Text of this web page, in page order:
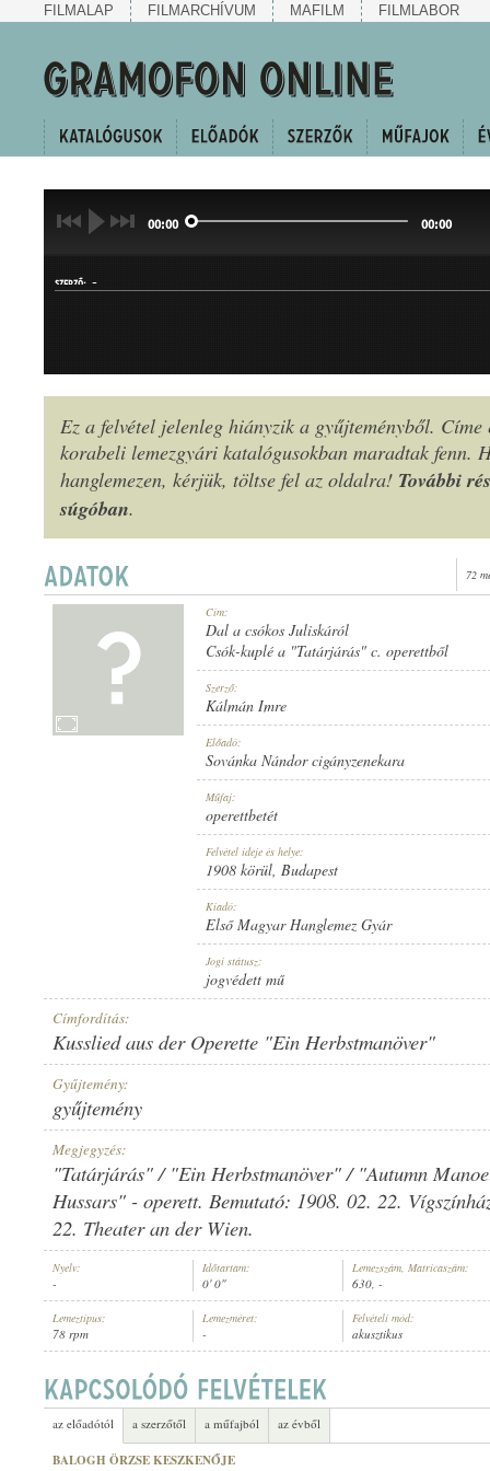
FILMALAP FILMARCHÍVUM MAFILM FILMLABOR
00:00 00:00
ELŐADÓ:
SZERZŐ: -
MŰFAJ: OPERETTBETÉT
1908 KÖRÜL
ELSŐ MAGYAR HANGLEMEZ GYÁR
Ez a felvétel jelenleg hiányzik a gyűjteményből. Címe
korabeli lemezgyári katalógusokban maradtak fenn.
hanglemezen, kérjük, töltse fel az oldalra! További
súgóban.
72
Cím:
Dal a csókos Juliskáról
Csók-kuplé a "Tatárjárás" c. operettből
Szerző:
Kálmán Imre
Előadó:
Sovánka Nándor cigányzenekara
Műfaj:
operettbetét
Felvétel ideje és helye:
1908 körül, Budapest
Kiadó:
Első Magyar Hanglemez Gyár
Jogi státusz:
jogvédett mű
Címfordítás:
Kusslied aus der Operette "Ein Herbstmanöver"
Gyűjtemény:
gyűjtemény
Megjegyzés:
"Tatárjárás" / "Ein Herbstmanöver" / "Autumn
Hussars" - operett. Bemutató: 1908. 02. 22.
22. Theater an der Wien.
Nyelv:
-
Időtartam:
0' 0"
Lemezszám, Matricaszám:
630, -
Lemeztípus:
78 rpm
Lemezméret:
-
Felvételi mód:
akusztikus
az előadótól a szerzőtől a műfajból az évből
BALOGH ÖRZSE KESZKENŐJE